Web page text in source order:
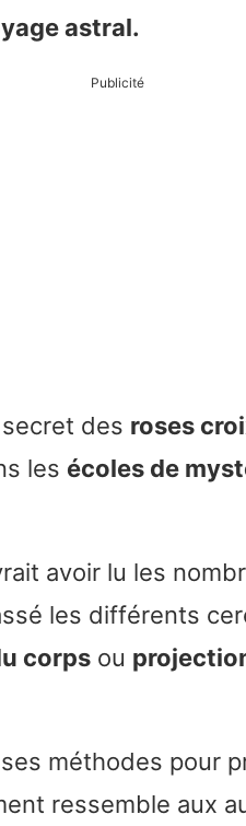
astral.
Publicité
secret des roses
les écoles de
avoir lu les
les différents
corps ou
méthodes pour
ressemble aux